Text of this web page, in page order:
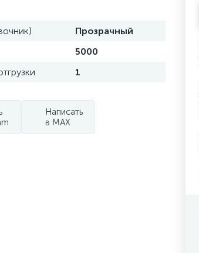
Прозрачный
5000
1
Написать
в MAX